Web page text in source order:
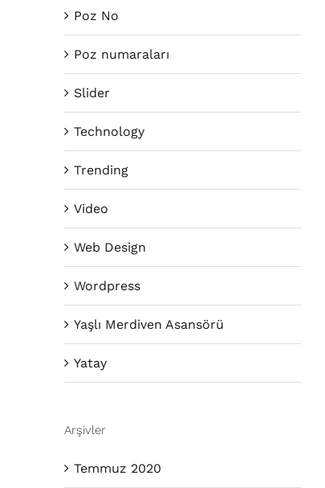
Poz No
Poz numaraları
Slider
Technology
Trending
Video
Web Design
Wordpress
Yaşlı Merdiven Asansörü
Yatay
Arşivler
Temmuz 2020